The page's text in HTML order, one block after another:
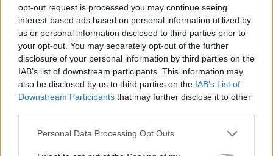
opt-out request is processed you may continue seeing
interest-based ads based on personal information utilized by
us or personal information disclosed to third parties prior to
your opt-out. You may separately opt-out of the further
disclosure of your personal information by third parties on the
IAB’s list of downstream participants. This information may
also be disclosed by us to third parties on the IAB’s List of
Downstream Participants that may further disclose it to other
Personal Data Processing Opt Outs